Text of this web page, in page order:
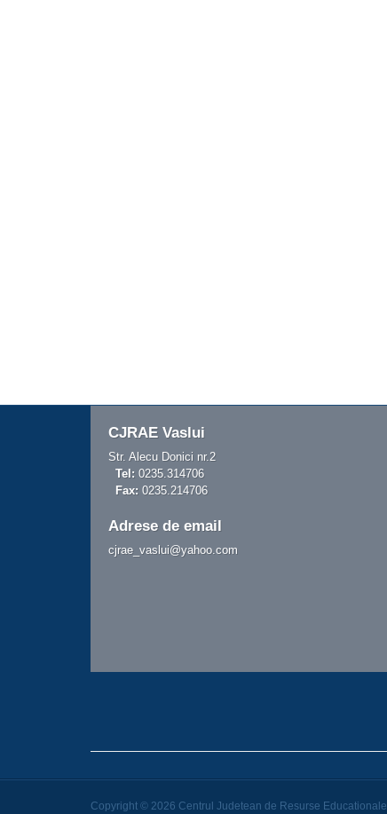
CJRAE Vaslui
Str. Alecu Donici nr.2
Tel: 0235.314706
Fax: 0235.214706
Adrese de email
cjrae_vaslui@yahoo.com
Copyright © 2026 Centrul Judetean de Resurse